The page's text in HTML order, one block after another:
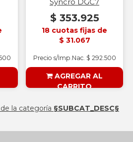
$ 353.925
18 cuotas fijas de
$ 31.067
Precio s/Imp.Nac. $ 292.500
AGREGAR AL
CARRITO
la categoría §SUBCAT_DESC§